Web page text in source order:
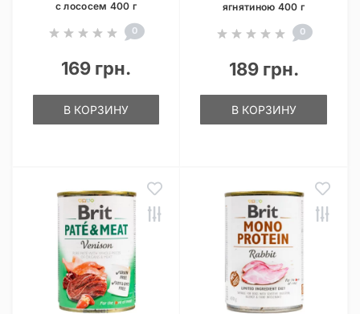
с лососем 400 г
0
169 грн.
В КОРЗИНУ
ягнятиною 400 г
0
189 грн.
В КОРЗИНУ